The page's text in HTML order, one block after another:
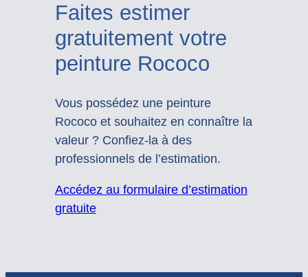
Faites estimer
gratuitement votre
peinture Rococo
Vous possédez une peinture
Rococo et souhaitez en connaître la
valeur ? Confiez-la à des
professionnels de l’estimation.
Accédez au formulaire d’estimation
gratuite